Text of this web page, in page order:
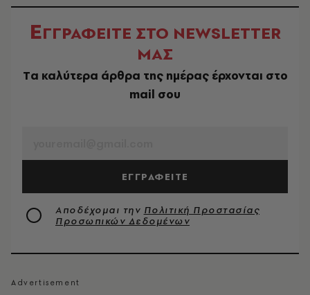
ΕΓΓΡΑΦΕΙΤΕ ΣΤΟ NEWSLETTER
ΜΑΣ
Tα καλύτερα άρθρα της ημέρας έρχονται στο
mail σου
ΕΓΓΡΑΦΕΙΤΕ
Αποδέχομαι την Πολιτική Προστασίας
Προσωπικών Δεδομένων